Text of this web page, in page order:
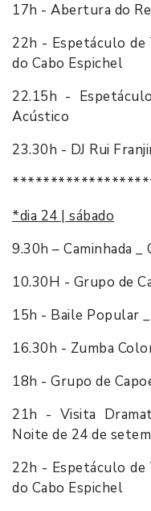
17h - Abertura do
22h - Espetáculo de
do Cabo Espichel
22.15h -
Acústico
23.30h - DJ Rui
*dia 24 | sábado
9.30h – Caminhada _
10.30H - Grupo de
15h - Baile Popular
16.30h - Zumba
18h - Grupo de
21h - Visita
Noite de 24 de
22h - Espetáculo de
do Cabo Espichel